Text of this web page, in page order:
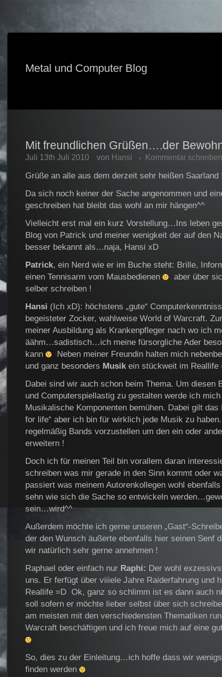
Metal und Computer Blog
Mit freundlichen Grüßen….der
Juli 13th Juli 2010 von Hansi Kommentar schreiben
Grüße an alle aus dem derzeit sehr heißen Saarland
Da sich noch keiner der Sache angenommen und
geschreiben hat bleibt das wohl an mir hängen^^
Vielleicht erst mal ein kurz Vorstellung…Ins leben
Blog von Patrick und meiner wenigkeit der auf den
besser bekannt als…naja, Hansi xD
Patrick, ein Nerd wie er im Buche steht: Brille,
einen Tennisarm vom Mausbedienen
aber über
selber schreiben !
Hansi (Ich xD): höchstens „gute“
begeisteter Zocker, wahlweise World of Warcraft.
meiner Ausbildung als Krankenpfleger nach wo ich
äähm…sadistisch…ich meine fürsorgliche Ader
kann
Neben meiner Freundin halten mich
und ganz besonders Musikein stückweit im Reallife
Dabei sind wir auch schon beim Thema. Um diesen
und Computerspiellastig zu gestalten werde ich
Musikalische Komponenten bemühen. Dabei gilt das
for life“ aber ich bin für wirklich jede Musik zu
regelmäßig Bands vorzustellen um den ein oder
erweitern !
Doch ich für meinen Teil bin vorallem daran
schreiben was mir gerade in den Sinn kommt oder
passiert was meinem Autorenkollegen wohl
sehn wie sich die Sache so entwickeln
sein…wird^^
Außerdem möchte ich gerne unseren „Gast“-
der den Wunsch äußerte ebenfalls hier seinen Senf
wir natürlich sehr gerne annehmen !
Raphael oder einfach nur Raphi: Der wohl
uns. Er ferfügt über viiiele Jahre Raiderfahrung und
Reallife =D Ok, ganz so schlimm ist es dann auch
soll sofern er möchte lieber selbst über sich
am meisten mit den verschiedensten Thematiken
Warcraft beschäftigen und ich freue mich auf eine
So, dies zu der Einleitung…ich hoffe dass wir
finden werden